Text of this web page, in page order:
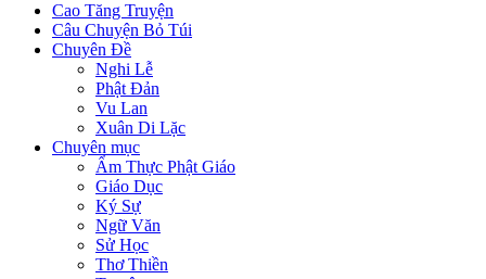
Cao Tăng Truyện
Câu Chuyện Bỏ Túi
Chuyên Đề
Nghi Lễ
Phật Đản
Vu Lan
Xuân Di Lặc
Chuyên mục
Ẩm Thực Phật Giáo
Giáo Dục
Ký Sự
Ngữ Văn
Sử Học
Thơ Thiền